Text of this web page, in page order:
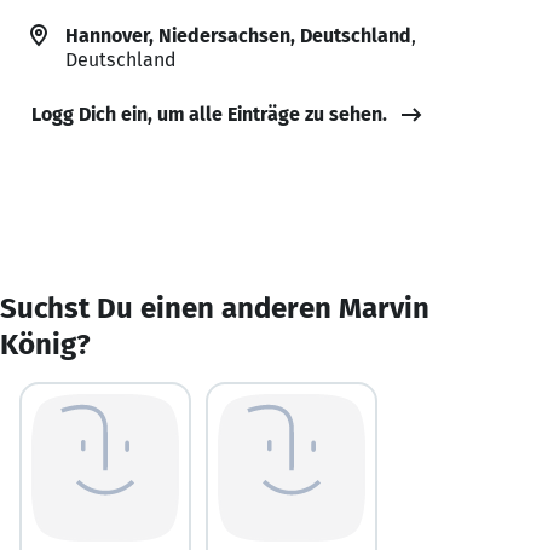
Hannover, Niedersachsen, Deutschland,
Deutschland
Logg Dich ein, um alle Einträge zu sehen.
Suchst Du einen anderen Marvin
König?